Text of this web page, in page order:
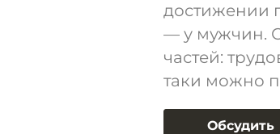
достижении
— у мужчин.
частей:
таки можно
Обсудить